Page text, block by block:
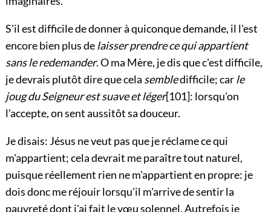
S'il est difficile de donner à quiconque demande, il l'est
encore bien plus delaisser prendre ce qui appartient
sans le redemander. O ma Mère, je dis que c'est difficile,
je devrais plutôt dire que cela sembledifficile; carle
joug du Seigneur est suave et léger[101]: lorsqu'on
l'accepte, on sent aussitôt sa douceur.
Je disais: Jésus ne veut pas que je réclame ce qui
m'appartient; cela devrait me paraître tout naturel,
puisque réellement rien ne m'appartient en propre: je
dois donc me réjouir lorsqu'il m'arrive de sentir la
pauvreté dont j'ai fait le vœu solennel. Autrefois je